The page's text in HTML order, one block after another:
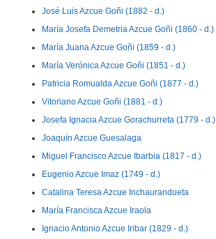
José Luis Azcue Goñi (1882 - d.)
María Josefa Demetria Azcue Goñi (1860 - d.)
María Juana Azcue Goñi (1859 - d.)
María Verónica Azcue Goñi (1851 - d.)
Patricia Romualda Azcue Goñi (1877 - d.)
Vitoriano Azcue Goñi (1881 - d.)
Josefa Ignacia Azcue Gorachurreta (1779 - d.)
Joaquín Azcue Guesalaga
Miguel Francisco Azcue Ibarbia (1817 - d.)
Eugenio Azcue Imaz (1749 - d.)
Catalina Teresa Azcue Inchaurandueta
María Francisca Azcue Iraola
Ignacio Antonio Azcue Iribar (1829 - d.)